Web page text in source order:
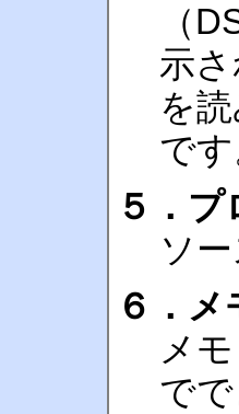
（
示
を
です
５．
ソ
６．
メ
でで